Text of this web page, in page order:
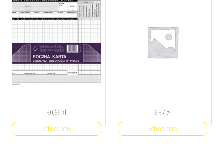
30,66 zł
Zobacz cenę
6,37 zł
Zobacz cenę